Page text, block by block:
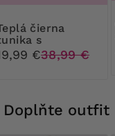
s
€38,99 €
Doplňte outfit